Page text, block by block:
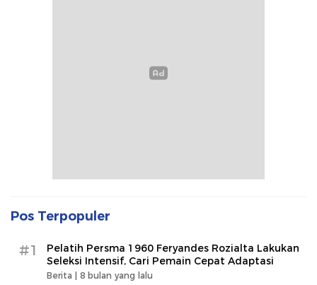
Pos Terpopuler
#1
Pelatih Persma 1960 Feryandes Rozialta Lakukan
Seleksi Intensif, Cari Pemain Cepat Adaptasi​
Berita | 8 bulan yang lalu